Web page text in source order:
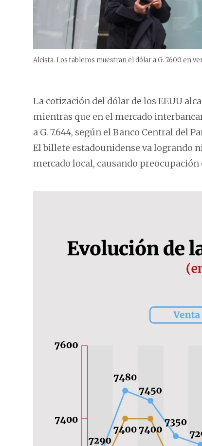
Alcista. Los tableros muestran el dólar a G. 7.600 en
La cotización del dólar de los EEUU
mientras que en el mercado
a G. 7.644, según el Banco Central del
El billete estadounidense va logrando
mercado local, causando